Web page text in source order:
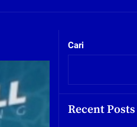
Cari
Recent Posts